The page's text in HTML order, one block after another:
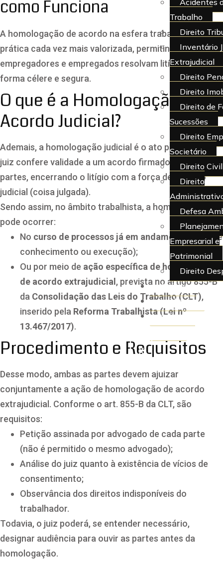
Acidentes
Trabalho
Direito
Inventário
Extrajudicial
Direito
Direito
Direito de
Sucessões
Direito
Societário
Direito Civil
Direito
Defesa
Empresarial e
Patrimonial
Direito
Artigos
Juridiquês
> Área do
X
como Funciona
A homologação de acordo na esfera trabalhista é uma
prática cada vez mais valorizada, permitindo que
empregadores e empregados resolvam litígios de
forma célere e segura.
O que é a Homologação de
Acordo Judicial?
Ademais, a homologação judicial é o ato pelo qual o
juiz confere validade a um acordo firmado entre as
partes, encerrando o litígio com a força de decisão
judicial (coisa julgada).
Sendo assim, no âmbito trabalhista, a homologação
pode ocorrer:
No curso de processos já em andamento
(fase de
conhecimento ou execução);
Ou por meio de ação específica de homologação
de acordo extrajudicial , prevista no artigo 855-B
da Consolidação das Leis do Trabalho (CLT),
inserido pela Reforma Trabalhista (Lei nº
13.467/2017).
Procedimento e Requisitos
Desse modo, ambas as partes devem ajuizar
conjuntamente a ação de homologação de acordo
extrajudicial. Conforme o art. 855-B da CLT, são
requisitos:
Petição assinada por advogado de cada parte
(não é permitido o mesmo advogado);
Análise do juiz quanto à existência de vícios de
consentimento;
Observância dos direitos indisponíveis do
trabalhador.
Todavia, o juiz poderá, se entender necessário,
designar audiência para ouvir as partes antes da
homologação.